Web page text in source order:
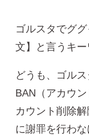
ゴルスタでグ
文】と言うキー
どうも、ゴル
BAN（アカウ
カウント削除
に謝罪を行わ